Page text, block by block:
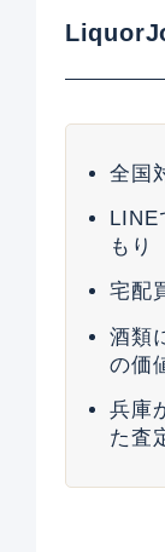
全国
LINE
もり
宅配
酒類
の価
兵庫
た査